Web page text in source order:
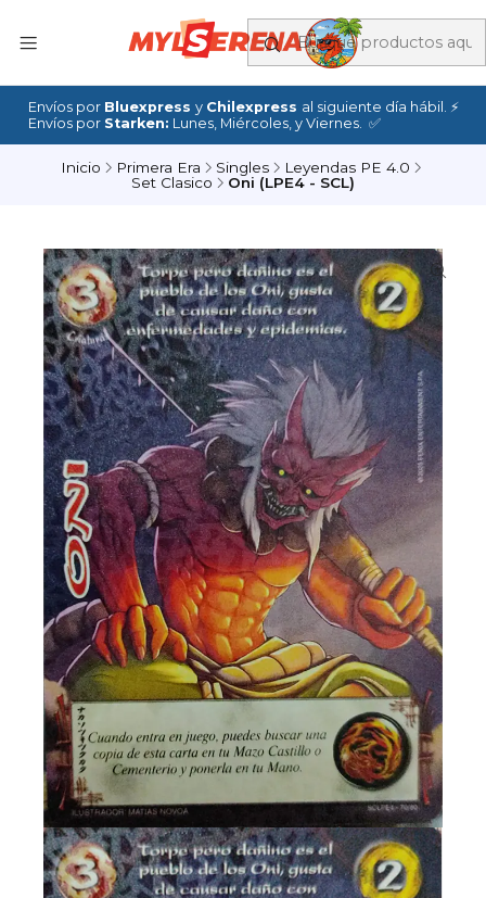
Envíos por Bluexpress y Chilexpress al siguiente día hábil. ⚡
Envíos por Starken: Lunes, Miércoles, y Viernes. ✅
Inicio Primera Era Singles
Leyendas PE 4.0
Set Clasico
Oni (LPE4 - SCL)